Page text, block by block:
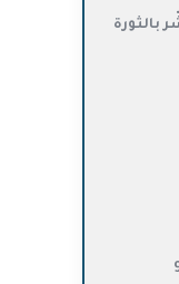
بالثورة